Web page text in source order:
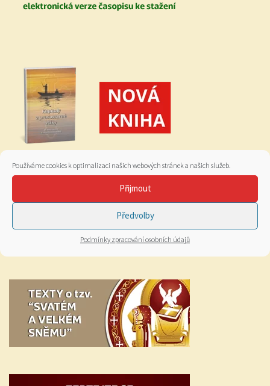
Používáme cookies k optimalizaci našich webových stránek a našich služeb.
Přijmout
Předvolby
Podmínky zpracování osobních údajů